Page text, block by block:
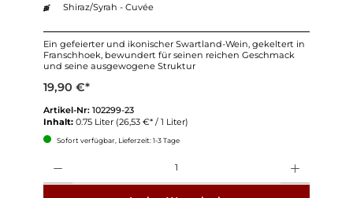
Shiraz/Syrah - Cuvée
Ein gefeierter und ikonischer Swartland-Wein, gekeltert in
Franschhoek, bewundert für seinen reichen Geschmack
und seine ausgewogene Struktur
19,90 €*
Artikel-Nr: 102299-23
Inhalt: 0.75 Liter (26,53 €* / 1 Liter)
Sofort verfügbar, Lieferzeit: 1-3 Tage